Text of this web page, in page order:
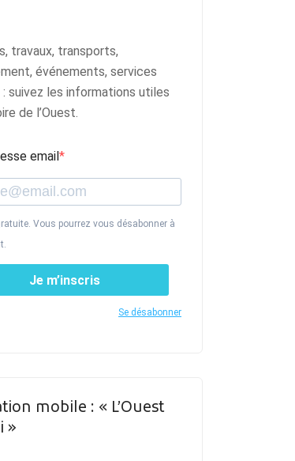
travaux, transports,
événements, services
suivez les informations utiles
de l’Ouest.
email
Vous pourrez vous désabonner à
Je m’inscris
Se désabonner
mobile : « L’Ouest
»